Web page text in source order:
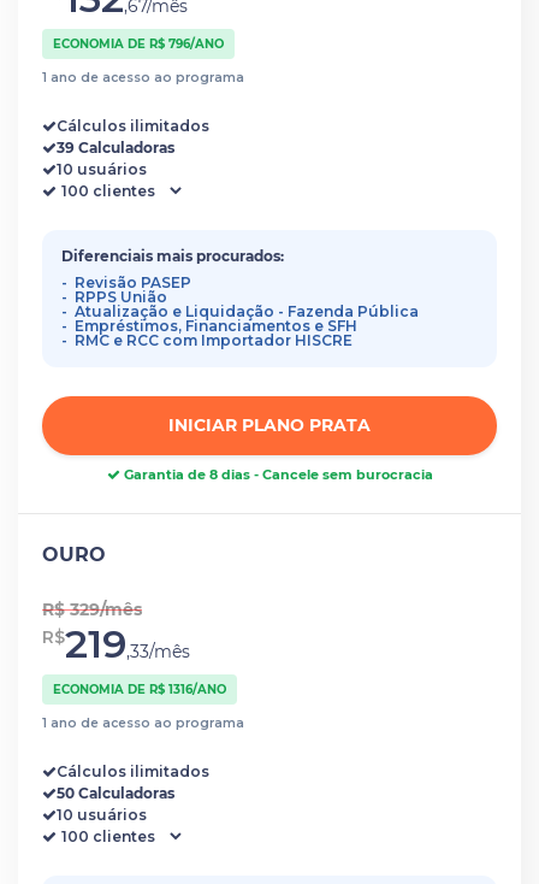
,67/mês
ECONOMIA DE R$ 796/ANO
1 ano de acesso ao programa
Cálculos ilimitados
39 Calculadoras
10 usuários
Diferenciais mais procurados:
Revisão PASEP
RPPS União
Atualização e Liquidação - Fazenda Pública
Empréstimos, Financiamentos e SFH
RMC e RCC com Importador HISCRE
INICIAR PLANO PRATA
Garantia de 8 dias - Cancele sem burocracia
OURO
R$ 329/mês
R$219,33/mês
ECONOMIA DE R$ 1316/ANO
1 ano de acesso ao programa
Cálculos ilimitados
50 Calculadoras
10 usuários